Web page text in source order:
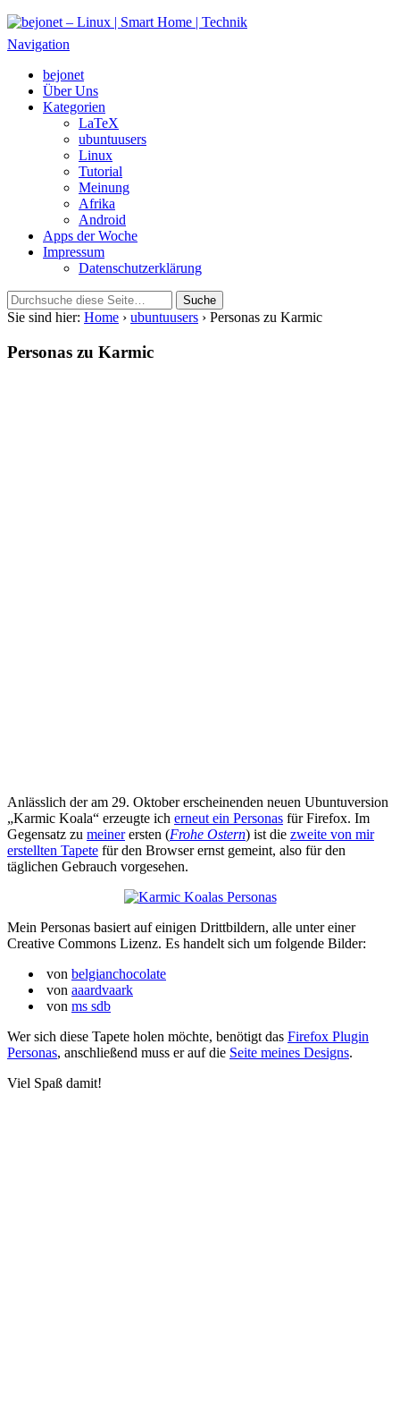
bejonet – Linux | Smart Home | Technik
Das Blog über Technik, Linux und Smart Home
Navigation
bejonet
Über Uns
Kategorien
LaTeX
ubuntuusers
Linux
Tutorial
Meinung
Afrika
Android
Apps der Woche
Impressum
Datenschutzerklärung
Sie sind hier: Home › ubuntuusers › Personas zu Karmic
Personas zu Karmic
Anlässlich der am 29. Oktober erscheinenden neuen Ubuntuversion
„Karmic Koala“ erzeugte ich erneut ein Personas für Firefox. Im
Gegensatz zu meinerersten (Frohe Ostern) ist die zweite von mir
erstellten Tapete für den Browser ernst gemeint, also für den
täglichen Gebrauch vorgesehen.
Mein Personas basiert auf einigen Drittbildern, alle unter einer
Creative Commons Lizenz. Es handelt sich um folgende Bilder:
von belgianchocolate
von aaardvaark
von ms sdb
Wer sich diese Tapete holen möchte, benötigt das Firefox Plugin
Personas, anschließend muss er auf die Seite meines Designs.
Viel Spaß damit!